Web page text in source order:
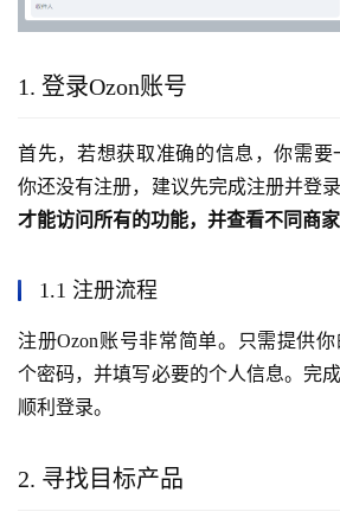
1. 登录Ozon账号
首先，若想获取准确的信息，你需要
你还没有注册，建议先完成注册并登
才能访问所有的功能，并查看不同商
1.1 注册流程
注册Ozon账号非常简单。只需提供
个密码，并填写必要的个人信息。完
顺利登录。
2. 寻找目标产品